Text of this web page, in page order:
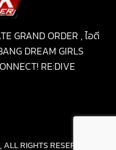
GRAND ORDER , ไอดี
DREAM GIRLS
RE:DIVE
RIGHTS RESERVED.